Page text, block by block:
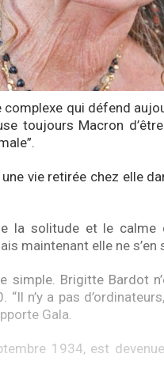
qui défend
toujours Macron
vie retirée chez elle
la solitude et le
maintenant elle ne s’en
simple. Brigitte Bardot
n’y a pas
Gala.
1934, est